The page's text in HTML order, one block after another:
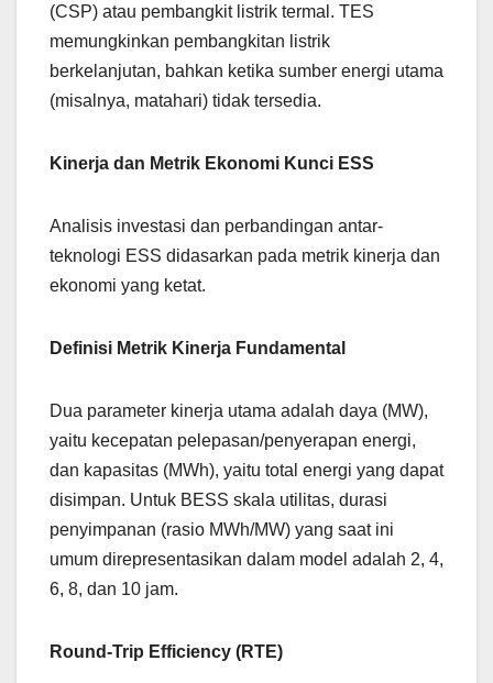
(CSP) atau pembangkit listrik termal. TES
memungkinkan pembangkitan listrik
berkelanjutan, bahkan ketika sumber energi utama
(misalnya, matahari) tidak tersedia.
Kinerja dan Metrik Ekonomi Kunci ESS
Analisis investasi dan perbandingan antar-
teknologi ESS didasarkan pada metrik kinerja dan
ekonomi yang ketat.
Definisi Metrik Kinerja Fundamental
Dua parameter kinerja utama adalah daya (MW),
yaitu kecepatan pelepasan/penyerapan energi,
dan kapasitas (MWh), yaitu total energi yang dapat
disimpan. Untuk BESS skala utilitas, durasi
penyimpanan (rasio MWh/MW) yang saat ini
umum direpresentasikan dalam model adalah 2, 4,
6, 8, dan 10 jam.
Round-Trip Efficiency (RTE)